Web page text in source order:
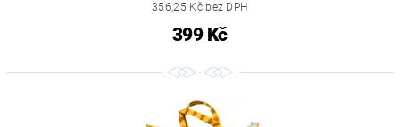
356,25 Kč bez DPH
399 Kč